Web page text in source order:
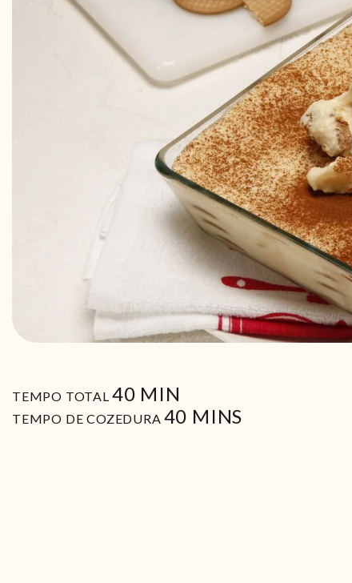
TEMPO TOTAL 40MIN
MIN
TEMPO DE COZEDURA 40 MIN
MINS